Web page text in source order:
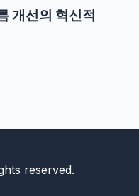
개선의 혁신적
reserved.